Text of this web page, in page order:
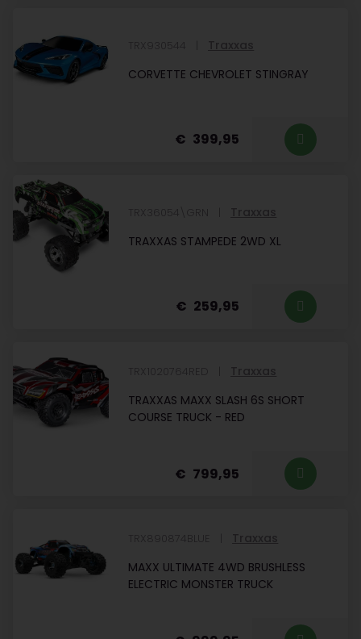
TRX930544
Traxxas
CORVETTE CHEVROLET STINGRAY
399,95
TRX36054\GRN
Traxxas
TRAXXAS STAMPEDE 2WD XL
259,95
TRX1020764RED
Traxxas
TRAXXAS MAXX SLASH 6S SHORT
COURSE TRUCK - RED
799,95
TRX890874BLUE
Traxxas
MAXX ULTIMATE 4WD BRUSHLESS
ELECTRIC MONSTER TRUCK